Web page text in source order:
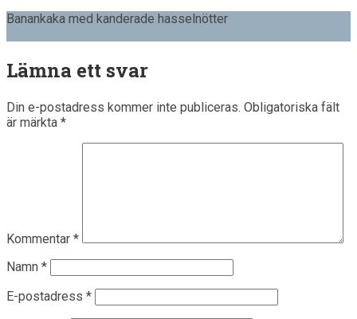
Banankaka med kanderade hasselnötter
Lämna ett svar
Din e-postadress kommer inte publiceras. Obligatoriska fält
är märkta *
Kommentar *
Namn *
E-postadress *